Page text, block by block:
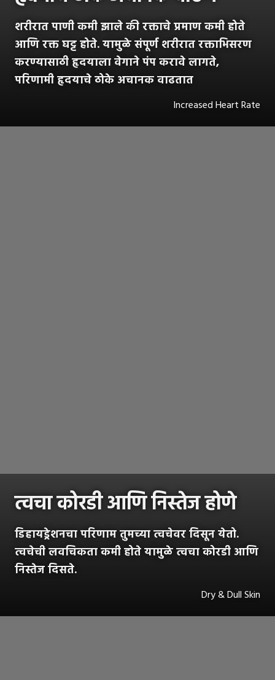
शरीरात पाणी कमी झाले की रक्ताचे प्रमाण कमी होते
आणि रक्त घट्ट होते. यामुळे संपूर्ण शरीरात रक्ताभिसरण
करण्यासाठी हृदयाला वेगाने पंप करावे लागते,
परिणामी हृदयाचे ठोके अचानक वाढतात
Increased Heart Rate
त्वचा कोरडी आणि निस्तेज होणे
डिहायड्रेशनचा परिणाम तुमच्या त्वचेवर दिसून येतो.
त्वचेची लवचिकता कमी होते यामुळे त्वचा कोरडी आणि
निस्तेज दिसते.
Dry & Dull Skin